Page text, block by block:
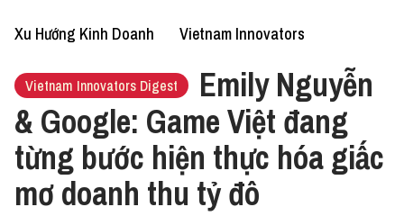
Xu Hướng Kinh Doanh Vietnam Innovators
Vietnam Innovators Digest
Emily Nguyễn
& Google: Game Việt đang
từng bước hiện thực hóa giấc
mơ doanh thu tỷ đô